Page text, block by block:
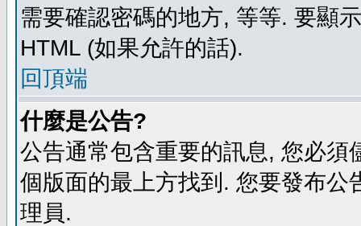
需要確認密碼的地方, 等等. 要顯
HTML (如果允許的話).
回頂端
什麼是公告?
公告通常包含重要的訊息, 您必
個版面的最上方找到. 您要發布
理員.